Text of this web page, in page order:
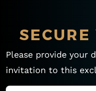
SECURE
Please provide your
invitation to this